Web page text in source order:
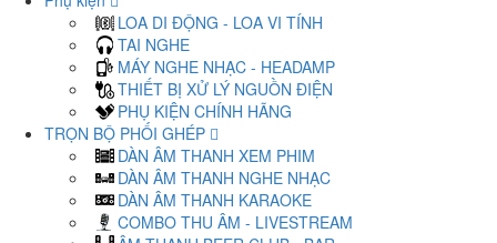
LOA DI ĐỘNG - LOA VI TÍNH
TAI NGHE
MÁY NGHE NHẠC - HEADAMP
THIẾT BỊ XỬ LÝ NGUỒN ĐIỆN
PHỤ KIỆN CHÍNH HÃNG
TRỌN BỘ PHỐI GHÉP
DÀN ÂM THANH XEM PHIM
DÀN ÂM THANH NGHE NHẠC
DÀN ÂM THANH KARAOKE
COMBO THU ÂM - LIVESTREAM